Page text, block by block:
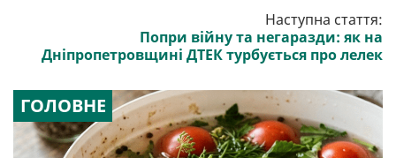
Наступна стаття:
Попри війну та негаразди: як на
Дніпропетровщині ДТЕК турбується про лелек
ГОЛОВНЕ